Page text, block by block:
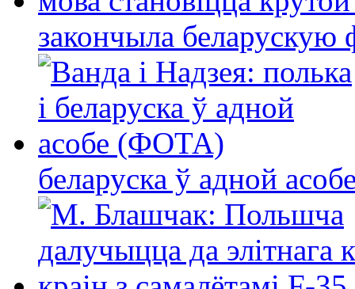
закончыла беларускую
беларуска ў адной